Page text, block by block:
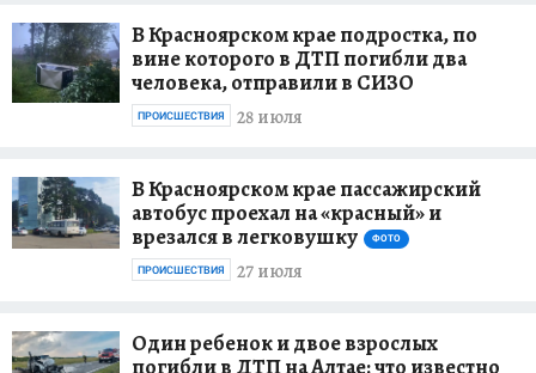
В Красноярском крае подростка, по
вине которого в ДТП погибли два
человека, отправили в СИЗО
28 июля
ПРОИСШЕСТВИЯ
В Красноярском крае пассажирский
автобус проехал на «красный» и
врезался в легковушку
ФОТО
27 июля
ПРОИСШЕСТВИЯ
Один ребенок и двое взрослых
погибли в ДТП на Алтае: что известно